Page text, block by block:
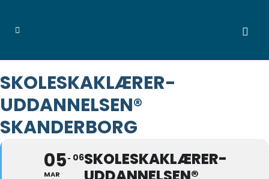
SKOLESKAKLÆRER-
UDDANNELSEN®
SKANDERBORG
05
MAR
06SKOLESKAKLÆRER-